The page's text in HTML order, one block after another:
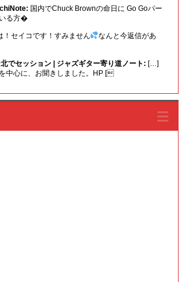
国内でChuck Brownの命日に Go Goパー
る方�
！セイコです！すみません
なんと今返信があ
でセッション | ジャズギター寄り道ノート: […]
中心に、お聞きしました。HP [